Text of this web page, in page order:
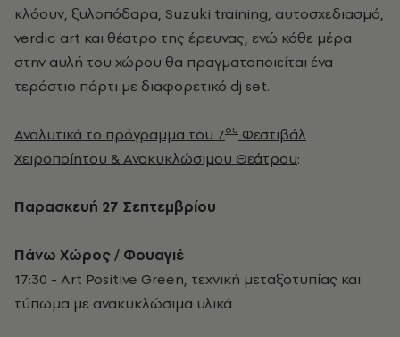
κλόουν, ξυλοπόδαρα, Suzuki training, αυτοσχεδιασμό,
verdic art και θέατρο της έρευνας, ενώ κάθε μέρα
στην αυλή του χώρου θα πραγματοποιείται ένα
τεράστιο πάρτι με διαφορετικό dj set.
Αναλυτικά το πρόγραμμα του 7ου Φεστιβάλ
Χειροποίητου & Ανακυκλώσιμου Θεάτρου:
Παρασκευή 27 Σεπτεμβρίου
Πάνω Χώρος / Φουαγιέ
17:30 - Art Positive Green, τεχνική μεταξοτυπίας και
τύπωμα με ανακυκλώσιμα υλικά